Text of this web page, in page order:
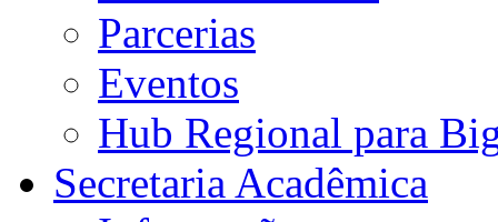
Parcerias
Eventos
Hub Regional para
Secretaria Acadêmica